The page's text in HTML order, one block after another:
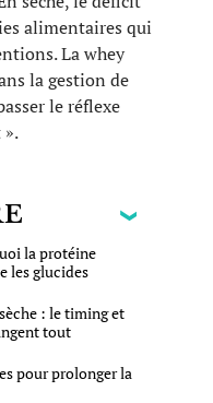
alimentaires qui
La whey
la gestion de
le réflexe
la protéine
les glucides
: le timing et
tout
pour prolonger la